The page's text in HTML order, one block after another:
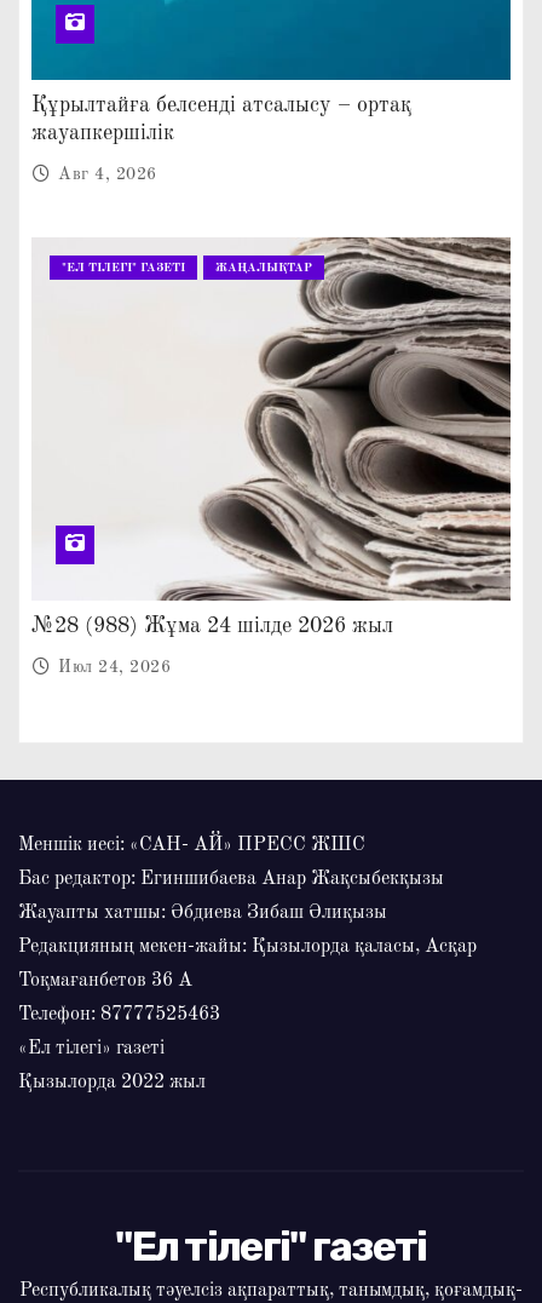
Құрылтайға белсенді атсалысу – ортақ
жауапкершілік
Авг 4, 2026
"ЕЛ ТІЛЕГІ" ГАЗЕТІ ЖАҢАЛЫҚТАР
№28 (988) Жұма 24 шілде 2026 жыл
Июл 24, 2026
Меншік иесі: «САН- АЙ» ПРЕСС ЖШС
Бас редактор: Егиншибаева Анар Жақсыбекқызы
Жауапты хатшы: Әбдиева Зибаш Әлиқызы
Редакцияның мекен-жайы: Қызылорда қаласы, Асқар
Тоқмағанбетов 36 А
Телефон: 87777525463
«Ел тілегі» газеті
Қызылорда 2022 жыл
"Ел тілегі" газеті
Республикалық тәуелсіз ақпараттық, танымдық, қоғамдық-